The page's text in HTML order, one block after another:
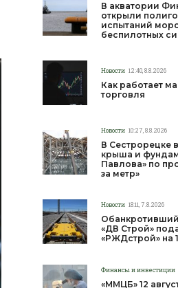
В акватории
открыли
испытаний
беспилотных
Новости 12:40, 8.8.2026
Как работает
торговля
Новости 10:27, 8.8.2026
В Сестрорецке
крыша и
Павлова» по
за метр»
Новости 18:11, 7.8.2026
«ДВ Строй»
«РЖДстрой» на
Финансы и инвестиции
«ММЦБ» 12